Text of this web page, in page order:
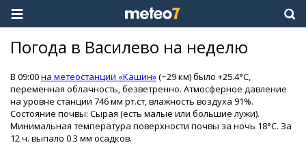
Погода в Василево на неделю
В 09:00на метеостанции «Кашин»(~29 км) было +25.4°C,
переменная облачность, безветренно. Атмосферное давление
на уровне станции 746 мм рт.ст, влажность воздуха 91%.
Состояние почвы: Сырая (есть малые или большие лужи).
Минимальная температура поверхности почвы за ночь 18°C. За
12 ч. выпало 0.3 мм осадков.